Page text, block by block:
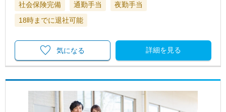
社会保険完備 通勤手当
夜勤手当
18時までに退社可能
詳細を見る
気になる